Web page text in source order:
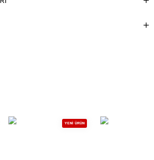
YENI ÜRÜN